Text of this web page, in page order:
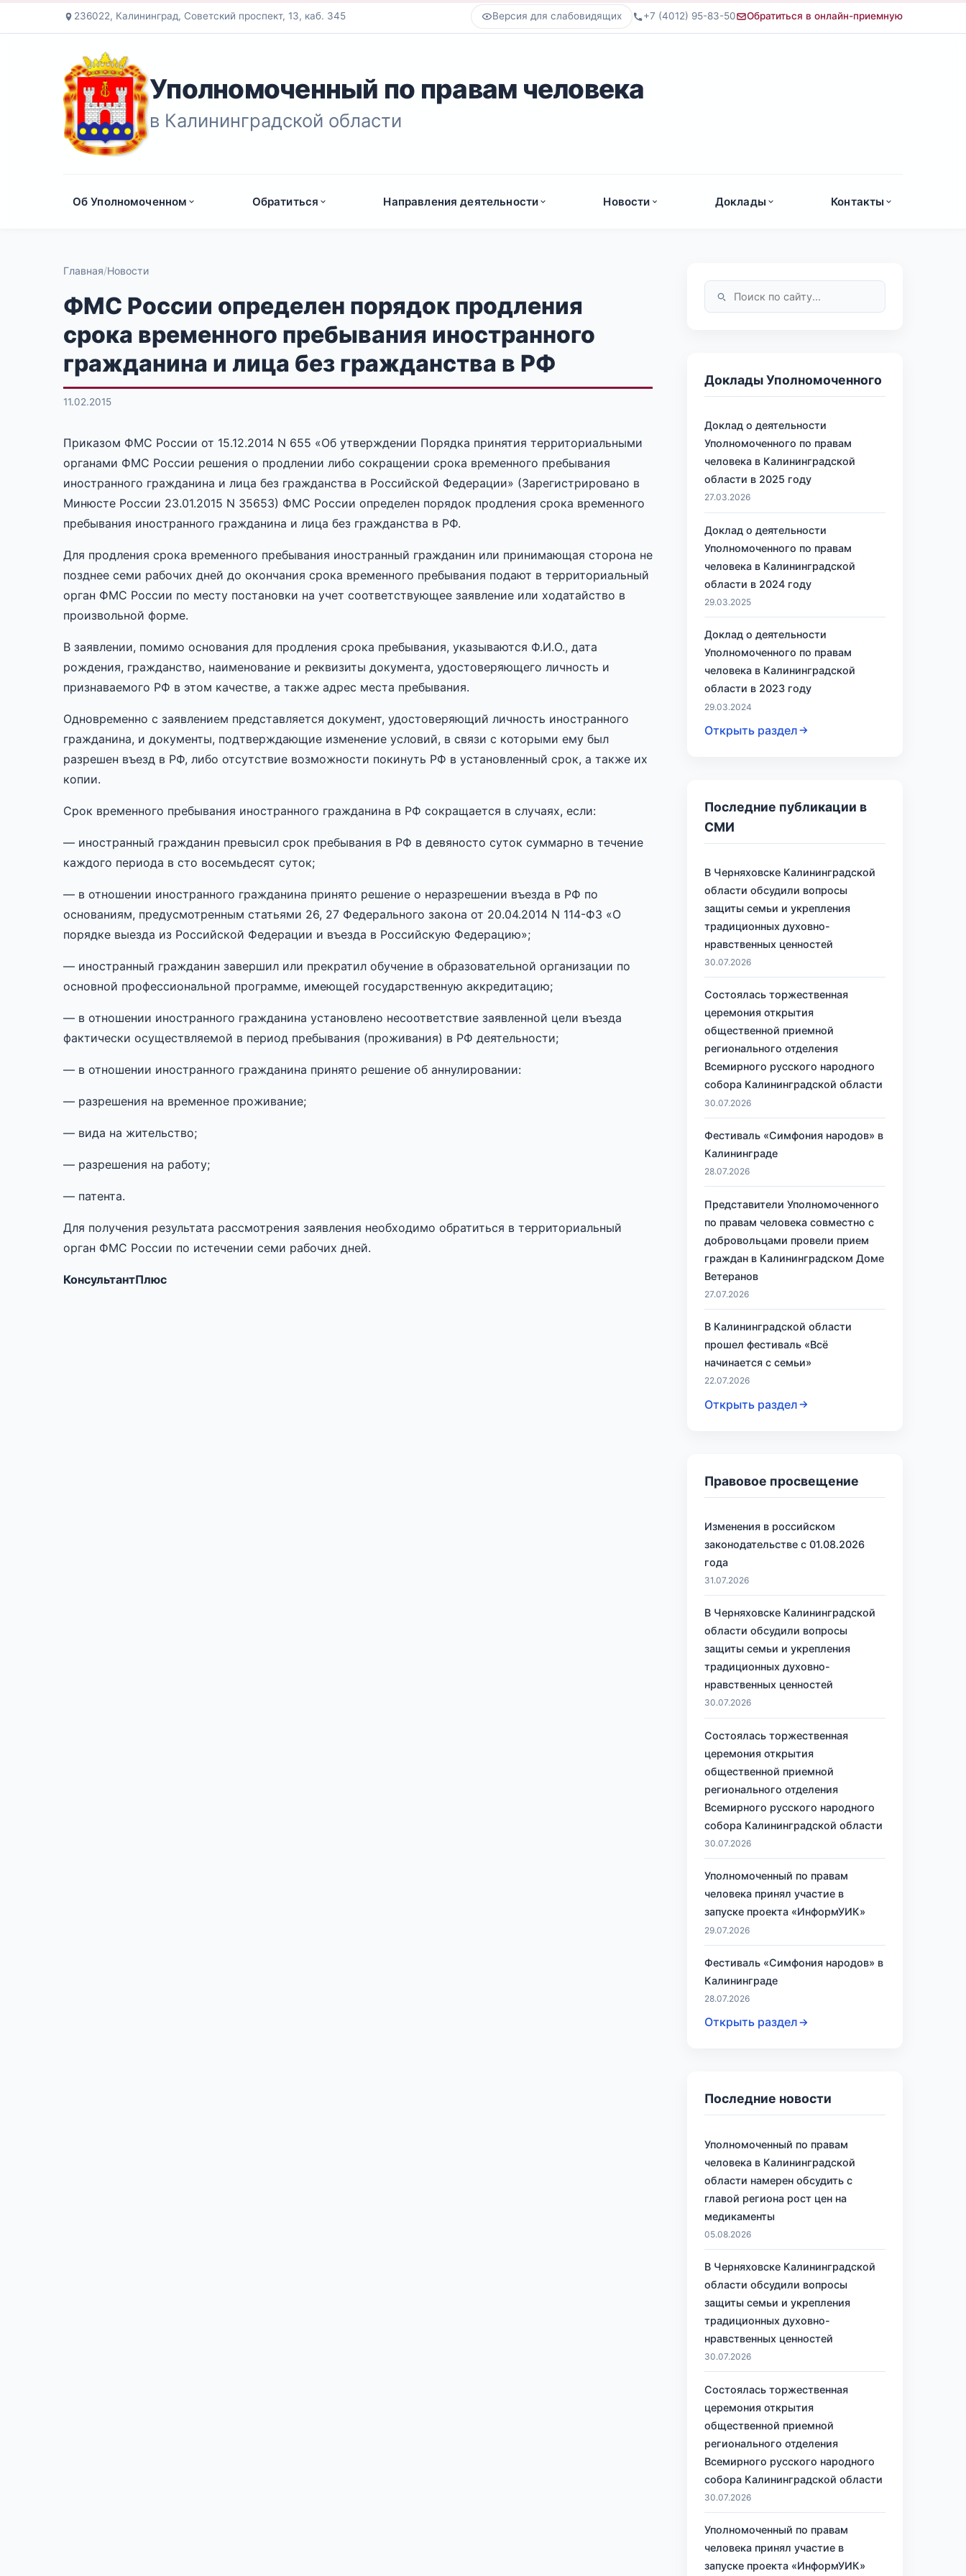
236022, Калининград, Советский проспект, 13, каб. 345 Версия для слабовидящих +7 (4012) 95-83-50 Обратиться в онлайн-приемную
Уполномоченный по правам человека
в Калининградской области
Об Уполномоченном Обратиться Направления деятельности Новости Доклады Контакты
Главная Новости
ФМС России определен порядок продления
срока временного пребывания иностранного
гражданина и лица без гражданства в РФ
11.02.2015
Приказом ФМС России от 15.12.2014 N 655 «Об утверждении Порядка принятия территориальными
органами ФМС России решения о продлении либо сокращении срока временного пребывания
иностранного гражданина и лица без гражданства в Российской Федерации» (Зарегистрировано в
Минюсте России 23.01.2015 N 35653) ФМС России определен порядок продления срока временного
пребывания иностранного гражданина и лица без гражданства в РФ.
Для продления срока временного пребывания иностранный гражданин или принимающая сторона не
позднее семи рабочих дней до окончания срока временного пребывания подают в территориальный
орган ФМС России по месту постановки на учет соответствующее заявление или ходатайство в
произвольной форме.
В заявлении, помимо основания для продления срока пребывания, указываются Ф.И.О., дата
рождения, гражданство, наименование и реквизиты документа, удостоверяющего личность и
признаваемого РФ в этом качестве, а также адрес места пребывания.
Одновременно с заявлением представляется документ, удостоверяющий личность иностранного
гражданина, и документы, подтверждающие изменение условий, в связи с которыми ему был
разрешен въезд в РФ, либо отсутствие возможности покинуть РФ в установленный срок, а также их
копии.
Срок временного пребывания иностранного гражданина в РФ сокращается в случаях, если:
— иностранный гражданин превысил срок пребывания в РФ в девяносто суток суммарно в течение
каждого периода в сто восемьдесят суток;
— в отношении иностранного гражданина принято решение о неразрешении въезда в РФ по
основаниям, предусмотренным статьями 26, 27 Федерального закона от 20.04.2014 N 114-ФЗ «О
порядке выезда из Российской Федерации и въезда в Российскую Федерацию»;
— иностранный гражданин завершил или прекратил обучение в образовательной организации по
основной профессиональной программе, имеющей государственную аккредитацию;
— в отношении иностранного гражданина установлено несоответствие заявленной цели въезда
фактически осуществляемой в период пребывания (проживания) в РФ деятельности;
— в отношении иностранного гражданина принято решение об аннулировании:
— разрешения на временное проживание;
— вида на жительство;
— разрешения на работу;
— патента.
Для получения результата рассмотрения заявления необходимо обратиться в территориальный
орган ФМС России по истечении семи рабочих дней.
КонсультантПлюс
Доклады Уполномоченного
Доклад о деятельности
Уполномоченного по правам
человека в Калининградской
области в 2025 году
27.03.2026
Доклад о деятельности
Уполномоченного по правам
человека в Калининградской
области в 2024 году
29.03.2025
Доклад о деятельности
Уполномоченного по правам
человека в Калининградской
области в 2023 году
29.03.2024
Открыть раздел
Последние публикации в
СМИ
В Черняховске Калининградской
области обсудили вопросы
защиты семьи и укрепления
традиционных духовно-
нравственных ценностей
30.07.2026
Состоялась торжественная
церемония открытия
общественной приемной
регионального отделения
Всемирного русского народного
собора Калининградской области
30.07.2026
Фестиваль «Симфония народов» в
Калининграде
28.07.2026
Представители Уполномоченного
по правам человека совместно с
добровольцами провели прием
граждан в Калининградском Доме
Ветеранов
27.07.2026
В Калининградской области
прошел фестиваль «Всё
начинается с семьи»
22.07.2026
Открыть раздел
Правовое просвещение
Изменения в российском
законодательстве с 01.08.2026
года
31.07.2026
В Черняховске Калининградской
области обсудили вопросы
защиты семьи и укрепления
традиционных духовно-
нравственных ценностей
30.07.2026
Состоялась торжественная
церемония открытия
общественной приемной
регионального отделения
Всемирного русского народного
собора Калининградской области
30.07.2026
Уполномоченный по правам
человека принял участие в
запуске проекта «ИнформУИК»
29.07.2026
Фестиваль «Симфония народов» в
Калининграде
28.07.2026
Открыть раздел
Последние новости
Уполномоченный по правам
человека в Калининградской
области намерен обсудить с
главой региона рост цен на
медикаменты
05.08.2026
В Черняховске Калининградской
области обсудили вопросы
защиты семьи и укрепления
традиционных духовно-
нравственных ценностей
30.07.2026
Состоялась торжественная
церемония открытия
общественной приемной
регионального отделения
Всемирного русского народного
собора Калининградской области
30.07.2026
Уполномоченный по правам
человека принял участие в
запуске проекта «ИнформУИК»